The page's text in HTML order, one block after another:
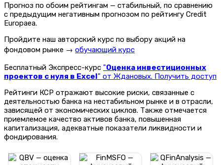
Прогноз по обоим рейтингам — стабильный, по сравнению
с предыдущим негативным прогнозом по рейтингу Credit
Europaea.
Пройдите наш авторский курс по выбору акций на
фондовом рынке → обучающий курс
Бесплатный Экспресс-курс "Оценка инвестиционных
проектов с нуля в Excel" от Ждановых. Получить доступ
Рейтинги КСР отражают высокие риски, связанные с
деятельностью банка на нестабильном рынке и в отрасли,
зависящей от экономических циклов. Также отмечается
приемлемое качество активов банка, повышенная
капитализация, адекватные показатели ликвидности и
фондирования.